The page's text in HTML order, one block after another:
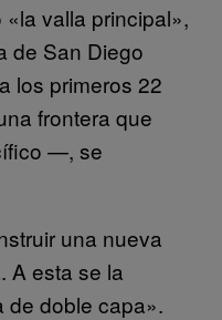
valla principal»,
de San Diego
los primeros 22
frontera que
—, se
una nueva
A esta se la
de doble capa».